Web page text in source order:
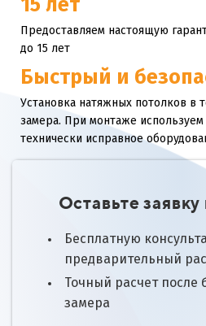
15 лет
Предоставляем настоящую
до 15 лет
Быстрый и
Установка натяжных потолков в
замера. При монтаже
технически исправное
Оставьте
Бесплатную
предварительный
Точный расчет после
замера